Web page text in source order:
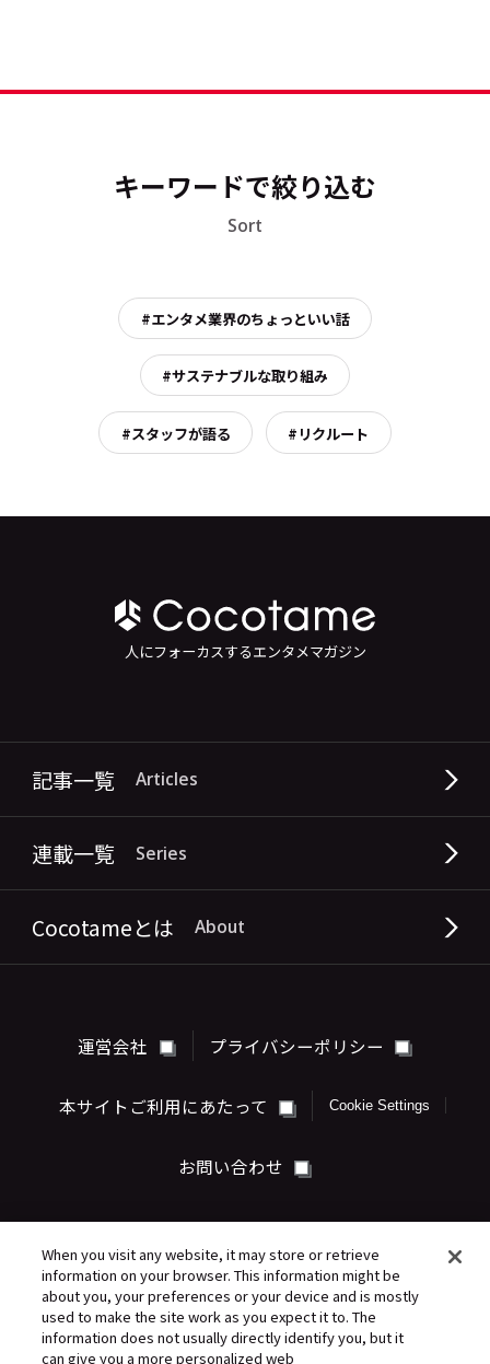
キーワードで絞り込む
Sort
#エンタメ業界のちょっといい話
#サステナブルな取り組み
#スタッフが語る #リクルート
人にフォーカスするエンタメマガジン
記事一覧 Articles
連載一覧 Series
Cocotameとは About
運営会社 プライバシーポリシー
本サイトご利用にあたって Cookie Settings
お問い合わせ
When you visit any website, it may store or retrieve
information on your browser. This information might be
about you, your preferences or your device and is mostly
used to make the site work as you expect it to. The
information does not usually directly identify you, but it
can give you a more personalized web